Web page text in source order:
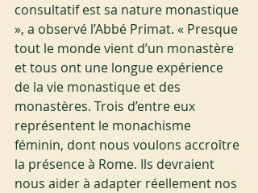
consultatif est sa nature monastique
», a observé l’Abbé Primat. « Presque
tout le monde vient d’un monastère
et tous ont une longue expérience
de la vie monastique et des
monastères. Trois d’entre eux
représentent le monachisme
féminin, dont nous voulons accroître
la présence à Rome. Ils devraient
nous aider à adapter réellement nos